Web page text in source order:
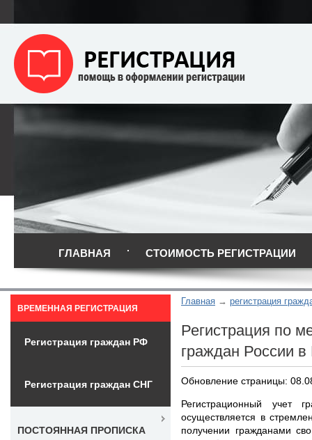
ГЛАВНАЯ СТОИМОСТЬ РЕГИСТРАЦИИ
Главная регистрация
Регистрация по
граждан России
Обновление страницы:
Регистрационный учет
осуществляется в
получении гражданами
ВРЕМЕННАЯ РЕГИСТРАЦИЯ
Регистрация граждан РФ
Регистрация граждан СНГ
ПОСТОЯННАЯ ПРОПИСКА